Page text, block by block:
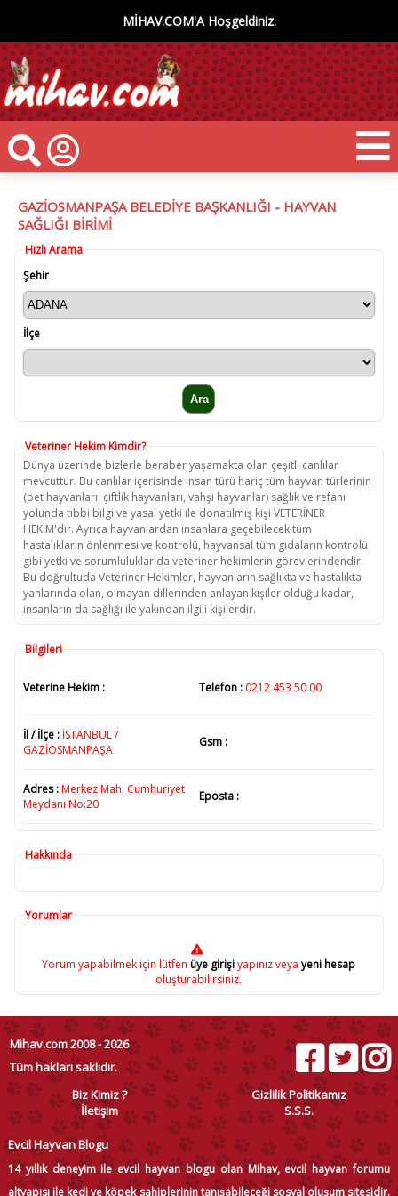
MİHAV.COM'A Hoşgeldiniz.
GAZİOSMANPAŞA BELEDİYE BAŞKANLIĞI - HAYVAN
SAĞLIĞI BİRİMİ
Hızlı Arama
Şehir
İlçe
Veteriner Hekim Kimdir?
Dünya üzerinde bizlerle beraber yaşamakta olan çeşitli canlılar
mevcuttur. Bu canlılar içerisinde insan türü hariç tüm hayvan türlerinin
(pet hayvanları, çiftlik hayvanları, vahşi hayvanlar) sağlık ve refahı
yolunda tıbbi bilgi ve yasal yetki ile donatılmış kişi VETERİNER
HEKİM'dir. Ayrıca hayvanlardan insanlara geçebilecek tüm
hastalıkların önlenmesi ve kontrolü, hayvansal tüm gıdaların kontrolü
gibi yetki ve sorumluluklar da veteriner hekimlerin görevlerindendir.
Bu doğrultuda Veteriner Hekimler, hayvanların sağlıkta ve hastalıkta
yanlarında olan, olmayan dillerinden anlayan kişiler olduğu kadar,
insanların da sağlığı ile yakından ilgili kişilerdir.
Bilgileri
Veterine Hekim : Telefon : 0212 453 50 00
İl / İlçe : İSTANBUL /
GAZİOSMANPAŞA
Gsm :
Adres :Merkez Mah. Cumhuriyet
Meydanı No:20
Eposta :
Hakkında
Yorumlar
Yorum yapabilmek için lütfen üye girişiyapınız veya yeni hesap
oluşturabilirsiniz.
Mihav.com 2008 - 2026
Tüm hakları saklıdır.
Biz Kimiz ?
Gizlilik Politikamız
İletişim
S.S.S.
Evcil Hayvan Blogu
14 yıllık deneyim ile evcil hayvan blogu olan Mihav, evcil hayvan forumu
altyapısı ile kedi ve köpek sahiplerinin tanışabileceği sosyal oluşum sitesidir.